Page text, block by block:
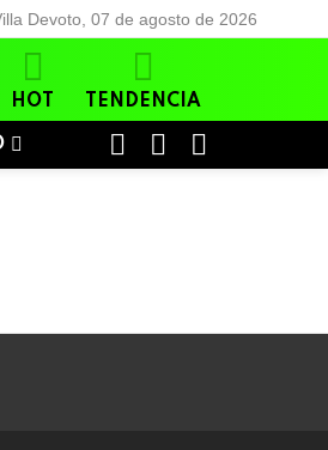
Devoto, 07 de agosto de 2026
HOT TENDENCIA
SWITCH